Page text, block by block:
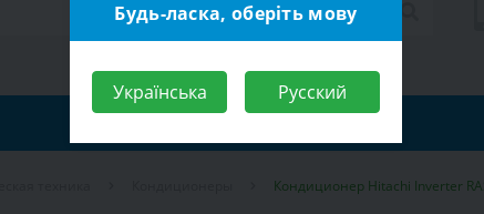
Кондиционер Hitachi Inverter
Будь-ласка, оберіть мову
Українська Русский